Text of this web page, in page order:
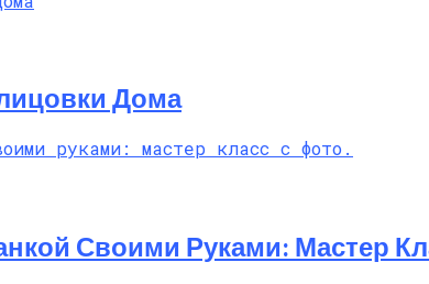
Дома
Своими Руками: Мастер